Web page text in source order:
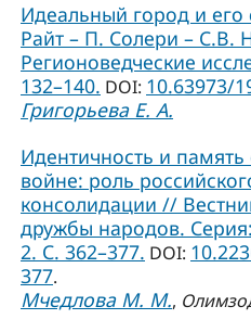
Идеальный город и
Райт – П. Солери –
Регионоведческие
132–140. DOI: 10.63973/
Григорьева Е. А.
Идентичность и
войне: роль
консолидации //
дружбы народов.
2. С. 362–377. DOI:
377.
Мчедлова М. М.,